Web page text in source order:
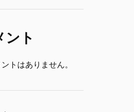
ント
トはありません。